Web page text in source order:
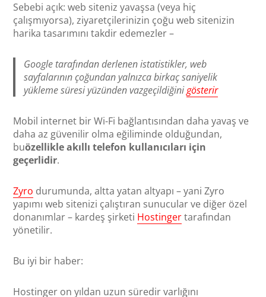
Sebebi açık: web siteniz yavaşsa (veya hiç
çalışmıyorsa), ziyaretçilerinizin çoğu web sitenizin
harika tasarımını takdir edemezler –
Google tarafından derlenen istatistikler, web
sayfalarının çoğundan yalnızca birkaç saniyelik
yükleme süresi yüzünden vazgeçildiğinigösterir
Mobil internet bir Wi-Fi bağlantısından daha yavaş ve
daha az güvenilir olma eğiliminde olduğundan,
buözellikle akıllı telefon kullanıcıları için
geçerlidir.
Zyro durumunda, altta yatan altyapı – yani Zyro
yapımı web sitenizi çalıştıran sunucular ve diğer özel
donanımlar – kardeş şirketi Hostingertarafından
yönetilir.
Bu iyi bir haber:
Hostinger on yıldan uzun süredir varlığını